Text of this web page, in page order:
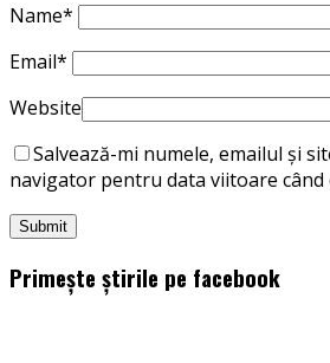
Name*
Email*
Website
Salvează-mi numele, emailul și
navigator pentru data viitoare când
Primește știrile pe facebook